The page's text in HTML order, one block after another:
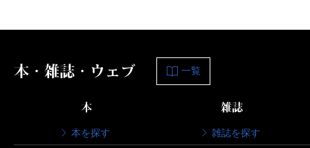
本・雑誌・ウェブ 一覧
本
本を探す
雑誌
雑誌を探す